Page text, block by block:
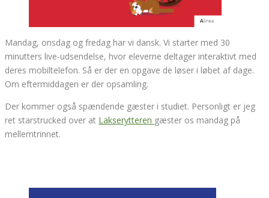
Mandag, onsdag og fredag har vi dansk. Vi starter med 30
minutters live-udsendelse, hvor eleverne deltager interaktivt med
deres mobiltelefon. Så er der en opgave de løser i løbet af dage.
Om eftermiddagen er der opsamling.
Der kommer også spændende gæster i studiet. Personligt er jeg
ret starstrucked over at Lakserytteren gæster os mandag på
mellemtrinnet.